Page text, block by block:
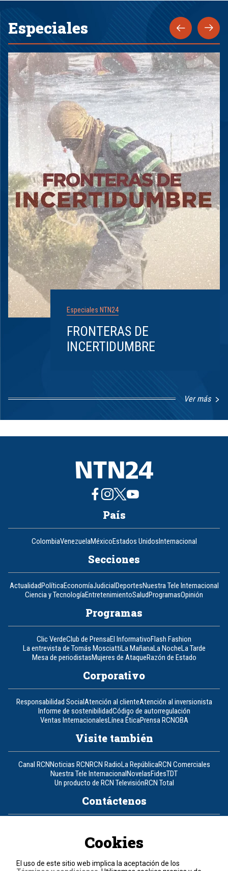
Especiales
Especiales NTN24
FRONTERAS DE
INCERTIDUMBRE
Ver más
8
País
ColombiaVenezuelaMéxicoEstados UnidosInternacional
Secciones
ActualidadPolíticaEconomíaJudicialDeportesNuestra Tele Internacional
Ciencia y TecnologíaEntretenimientoSaludProgramasOpinión
Programas
Clic VerdeClub de PrensaEl InformativoFlash Fashion
La entrevista de Tomás MosciattiLa MañanaLa NocheLa Tarde
Mesa de periodistasMujeres de AtaqueRazón de Estado
Corporativo
Responsabilidad SocialAtención al clienteAtención al inversionista
Informe de sostenibilidadCódigo de autorregulación
Ventas InternacionalesLínea ÉticaPrensa RCNOBA
Visite también
Canal RCNNoticias RCNRCN RadioLa RepúblicaRCN Comerciales
Nuestra Tele InternacionalNovelasFidesTDT
Un producto de RCN TelevisiónRCN Total
Contáctenos
Política de cookies
Términos y condiciones
Cookies
El uso de este sitio web implica la aceptación de los